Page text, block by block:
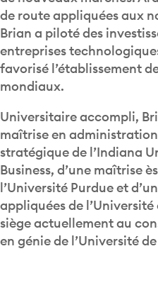
de route appliquées aux
Brian a piloté des
entreprises
favorisé l’établissement
mondiaux.
Universitaire accompli,
maîtrise en
stratégique de l’Indiana
Business, d’une maîtrise
l’Université Purdue et
appliquées de
siège actuellement au
en génie de l’Université